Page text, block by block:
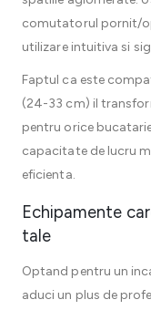
comutatorul pornit/
utilizare intuitiva si
Faptul ca este
(24-33 cm) il
pentru orice
capacitate de lucru
eficienta.
Echipamente
tale
Optand pentru un
aduci un plus de